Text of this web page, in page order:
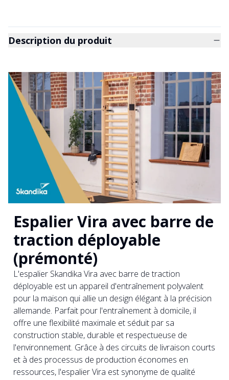
Description du produit
Espalier Vira avec barre de
traction déployable
(prémonté)
L'espalier Skandika Vira avec barre de traction
déployable est un appareil d'entraînement polyvalent
pour la maison qui allie un design élégant à la précision
allemande. Parfait pour l'entraînement à domicile, il
offre une flexibilité maximale et séduit par sa
construction stable, durable et respectueuse de
l'environnement. Grâce à des circuits de livraison courts
et à des processus de production économes en
ressources, l'espalier Vira est synonyme de qualité